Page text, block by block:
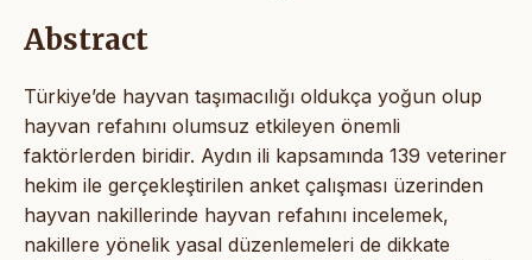
Abstract
Türkiye’de hayvan taşımacılığı oldukça yoğun olup
hayvan refahını olumsuz etkileyen önemli
faktörlerden biridir. Aydın ili kapsamında 139 veteriner
hekim ile gerçekleştirilen anket çalışması üzerinden
hayvan nakillerinde hayvan refahını incelemek,
nakillere yönelik yasal düzenlemeleri de dikkate